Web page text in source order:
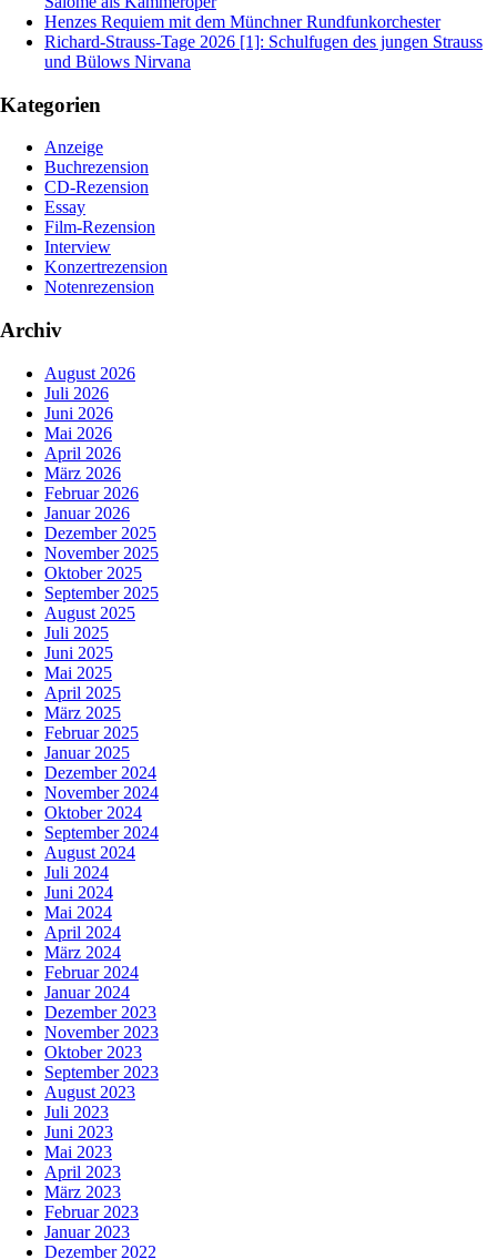
Henzes Requiem mit dem Münchner Rundfunkorchester
Richard-Strauss-Tage 2026 [1]: Schulfugen des jungen Strauss
und Bülows Nirvana
Kategorien
Anzeige
Buchrezension
CD-Rezension
Essay
Film-Rezension
Interview
Konzertrezension
Notenrezension
Archiv
August 2026
Juli 2026
Juni 2026
Mai 2026
April 2026
März 2026
Februar 2026
Januar 2026
Dezember 2025
November 2025
Oktober 2025
September 2025
August 2025
Juli 2025
Juni 2025
Mai 2025
April 2025
März 2025
Februar 2025
Januar 2025
Dezember 2024
November 2024
Oktober 2024
September 2024
August 2024
Juli 2024
Juni 2024
Mai 2024
April 2024
März 2024
Februar 2024
Januar 2024
Dezember 2023
November 2023
Oktober 2023
September 2023
August 2023
Juli 2023
Juni 2023
Mai 2023
April 2023
März 2023
Februar 2023
Januar 2023
Dezember 2022